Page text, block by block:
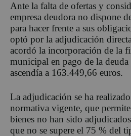
Ante la falta de ofertas y
empresa deudora no dispone
para hacer frente a sus
optó por la adjudicación
acordó la incorporación de la
municipal en pago de la deuda
ascendía a 163.449,66 euros.
La adjudicación se ha
normativa vigente, que
bienes no han sido
que no se supere el 75 % del